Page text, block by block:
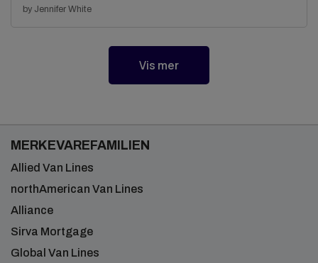
by Jennifer White
Vis merBlogginnlegg
MERKEVAREFAMILIEN
Allied Van Lines
northAmerican Van Lines
Alliance
Sirva Mortgage
Global Van Lines